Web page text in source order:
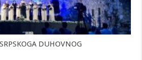
DUHOVNOG